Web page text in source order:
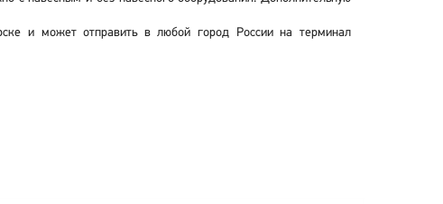
и может отправить в любой город России на терминал